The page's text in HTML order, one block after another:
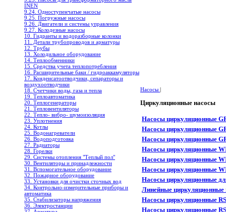
INEN
9.24. Одноступенчатые насосы
9.25. Погружные насосы
9.26. Двигатели и системы управления
9.27. Колодезные насосы
10. Гидранты и водоразборные колонки
11. Детали трубопроводов и арматуры
12. Трубы
13. Холодильное oборудование
14. Теплообменники
15. Средства учета теплопотребления
16. Расширительные баки / гидроаккамуляторы
17. Конденсатоотводчики, сепараторы и
воздухоотводчики
18. Счетчики воды, газа и тепла
19. Теплоавтоматика
20. Теплогенераторы
21. Тепловентиляторы
22. Тепло- вибро- шумоизоляция
23. Уплотнения
24. Котлы
25. Водонагреватели
26. Водоподготовка
27. Радиаторы
28. Горелки
29. Системы отопления "Теплый пол"
30. Вентиляторы и принадлежности
31. Вспомогательное оборудование
32. Пожарное оборудование
33. Установки для очистки сточных вод
34. Контрольно-измерительные приборы и
автоматика
35. Стабилизаторы напряжения
36. Электростанции
Насосы |
Циркуляционные насосы
Насосы циркуляционные
Насосы циркуляционные
Насосы циркуляционные
Насосы циркуляционные
Насосы циркуляционные
Насосы циркуляционные
Насосы циркуляционные
Линейные
Насосы циркуляционные
Насосы циркуляционные